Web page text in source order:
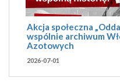
Akcja społeczna
wspólnie archiwum
Azotowych
2026-07-01